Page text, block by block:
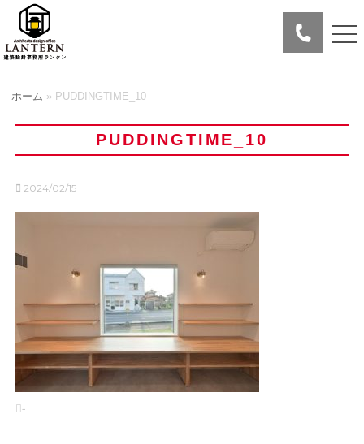
ホーム » PUDDINGTIME_10
PUDDINGTIME_10
2024/02/15
-